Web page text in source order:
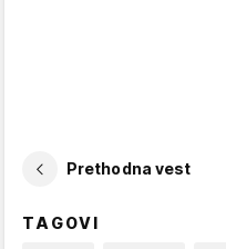
Prethodna vest
TAGOVI